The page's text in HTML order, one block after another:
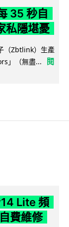
35 秒自
私隱堪憂
（Zbtlink）生產
」（無盡...
閱
Lite 頻
費維修